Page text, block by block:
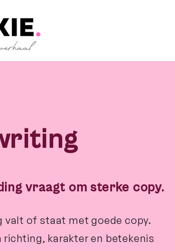
vraagt om sterke copy.
valt of staat met goede copy.
richting, karakter en betekenis